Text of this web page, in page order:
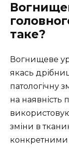
таке?
Вогнищеве
якась
патологічну
на наявність
зміни в
конкретними